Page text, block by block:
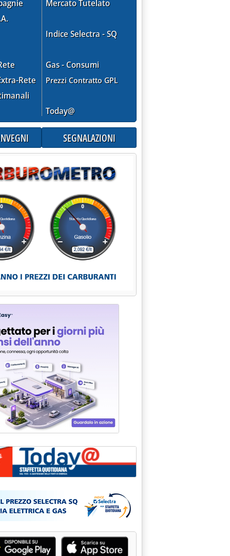
Rete
Mercato Tutelato
Indice Selectra - SQ
Gas - Consumi
Prezzi Contratto GPL
Today@
SEGNALAZIONI